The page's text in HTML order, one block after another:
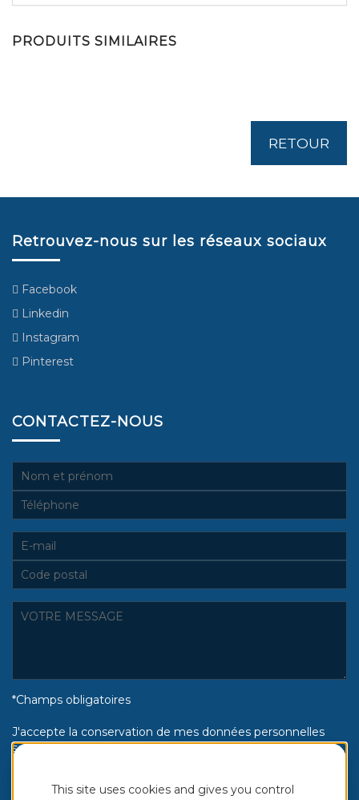
PRODUITS SIMILAIRES
RETOUR
Retrouvez-nous sur les réseaux sociaux
Facebook
Linkedin
Instagram
Pinterest
CONTACTEZ-NOUS
*Champs obligatoires
J'accepte la conservation de mes données personnelles
selon la politique de confidentialité Piscines Aquinox :
This site uses cookies and gives you control